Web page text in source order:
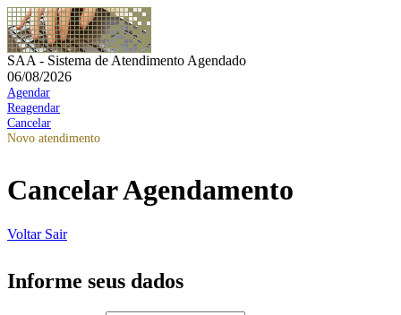
SAA - Sistema de Atendimento Agendado
06/08/2026
Agendar
Reagendar
Cancelar
Novo atendimento
Cancelar Agendamento
Voltar Sair
Informe seus dados